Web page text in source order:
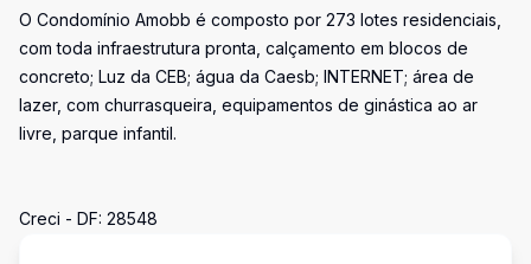
O Condomínio Amobb é composto por 273 lotes residenciais,
com toda infraestrutura pronta, calçamento em blocos de
concreto; Luz da CEB; água da Caesb; INTERNET; área de
lazer, com churrasqueira, equipamentos de ginástica ao ar
livre, parque infantil.
Creci - DF: 28548